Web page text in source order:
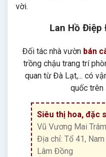
vời.
Lan Hồ Điệp
Đối tác nhà vườn bán
trồng chậu trang trí
quan từ Đà Lạt,... có
quốc trên
Siêu thị hoa, đặc
Vũ Vương Mai Trâm
Địa chỉ: Tổ 41,
Lâm Đồng